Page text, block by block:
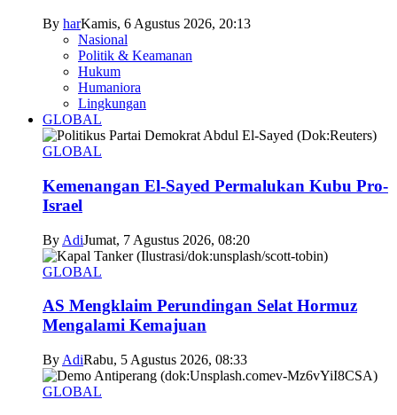
By harKamis, 6 Agustus 2026, 20:13
Nasional
Politik & Keamanan
Hukum
Humaniora
Lingkungan
GLOBAL
GLOBAL
Kemenangan El-Sayed Permalukan Kubu Pro-
Israel
By AdiJumat, 7 Agustus 2026, 08:20
GLOBAL
AS Mengklaim Perundingan Selat Hormuz
Mengalami Kemajuan
By AdiRabu, 5 Agustus 2026, 08:33
GLOBAL